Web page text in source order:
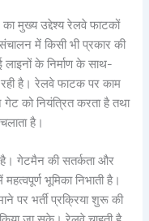
मुख्य उद्देश्य रेलवे फाटकों
संचालन में किसी भी प्रकार की
के निर्माण के साथ-
है। रेलवे फाटक पर काम
को नियंत्रित करता है तथा
है।
है। गेटमैन की सतर्कता और
भूमिका निभाती है।
पर भर्ती प्रक्रिया शुरू की